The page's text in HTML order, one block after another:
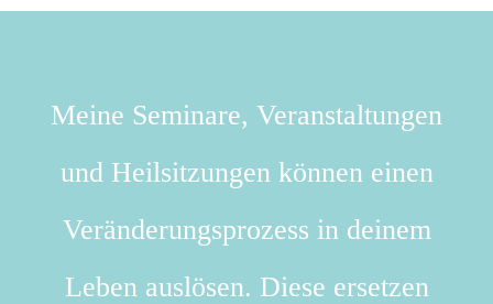
Meine Seminare, Veranstaltungen
und Heilsitzungen können einen
Veränderungsprozess in deinem
Leben auslösen. Diese ersetzen